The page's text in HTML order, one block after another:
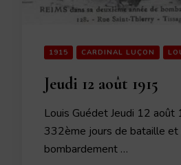
1915 CARDINAL LUÇON
Jeudi 12 août 1915
Louis Guédet Jeudi 12
332ème jours de bataille et
bombardement …